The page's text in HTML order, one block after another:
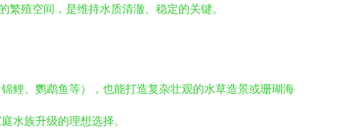
繁殖空间，是维持水质清澈、稳定的关键。
鲤、鹦鹉鱼等），也能打造复杂壮观的水草造景或珊瑚海
水族升级的理想选择。